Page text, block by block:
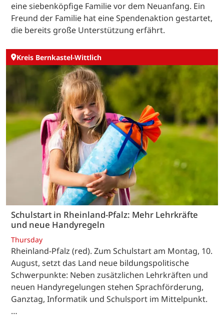
eine siebenköpfige Familie vor dem Neuanfang. Ein
Freund der Familie hat eine Spendenaktion gestartet,
die bereits große Unterstützung erfährt.
Kreis Bernkastel-Wittlich
Schulstart in Rheinland-Pfalz: Mehr Lehrkräfte
und neue Handyregeln
Thursday
Rheinland-Pfalz (red). Zum Schulstart am Montag, 10.
August, setzt das Land neue bildungspolitische
Schwerpunkte: Neben zusätzlichen Lehrkräften und
neuen Handyregelungen stehen Sprachförderung,
Ganztag, Informatik und Schulsport im Mittelpunkt.
…